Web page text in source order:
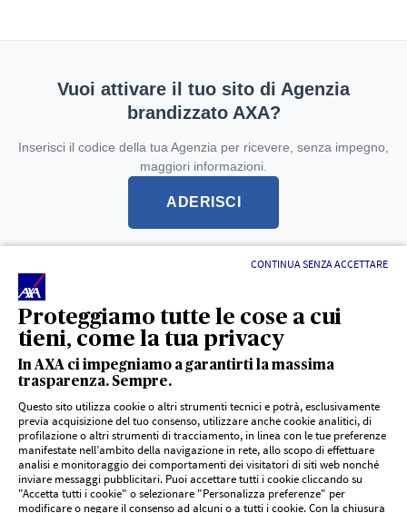
Proteggiamo tutte le cose a cui
tieni, come la tua privacy
In AXA ci impegniamo a garantirti la massima
trasparenza. Sempre.
Questo sito utilizza cookie o altri strumenti tecnici e potrà, esclusivamente
previa acquisizione del tuo consenso, utilizzare anche cookie analitici, di
profilazione o altri strumenti di tracciamento, in linea con le tue preferenze
manifestate nell’ambito della navigazione in rete, allo scopo di effettuare
analisi e monitoraggio dei comportamenti dei visitatori di siti web nonché
inviare messaggi pubblicitari. Puoi accettare tutti i cookie cliccando su
"Accetta tutti i cookie" o selezionare "Personalizza preferenze" per
modificare o negare il consenso ad alcuni o a tutti i cookie. Con la chiusura
CONTINUA SENZA ACCETTARE
Vuoi attivare il tuo sito di Agenzia
brandizzato AXA?
Inserisci il codice della tua Agenzia per ricevere, senza impegno,
maggiori informazioni.
ADERISCI
L'intermediario è soggetto alla vigilanza dell'IVASS -
registro unico degli intermediari
LINK UTILI
Documenti PRIIPs
DOCUMENTI E SUPPORTO